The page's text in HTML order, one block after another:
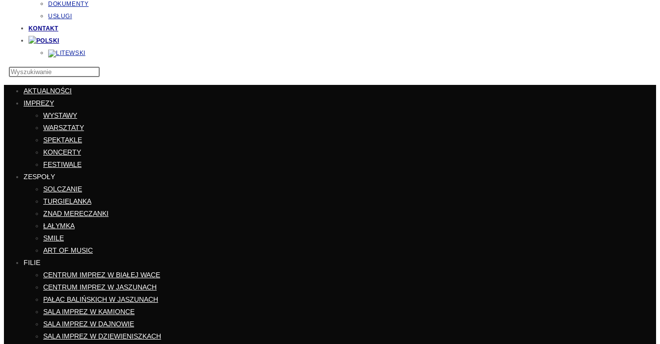
DOKUMENTY
USŁUGI
KONTAKT
AKTUALNOŚCI
IMPREZY
WYSTAWY
WARSZTATY
SPEKTAKLE
KONCERTY
FESTIWALE
ZESPOŁY
SOLCZANIE
TURGIELANKA
ZNAD MERECZANKI
ŁAŁYMKA
SMILE
ART OF MUSIC
FILIE
CENTRUM IMPREZ W BIAŁEJ WACE
CENTRUM IMPREZ W JASZUNACH
PAŁAC BALIŃSKICH W JASZUNACH
SALA IMPREZ W KAMIONCE
SALA IMPREZ W DAJNOWIE
SALA IMPREZ W DZIEWIENISZKACH